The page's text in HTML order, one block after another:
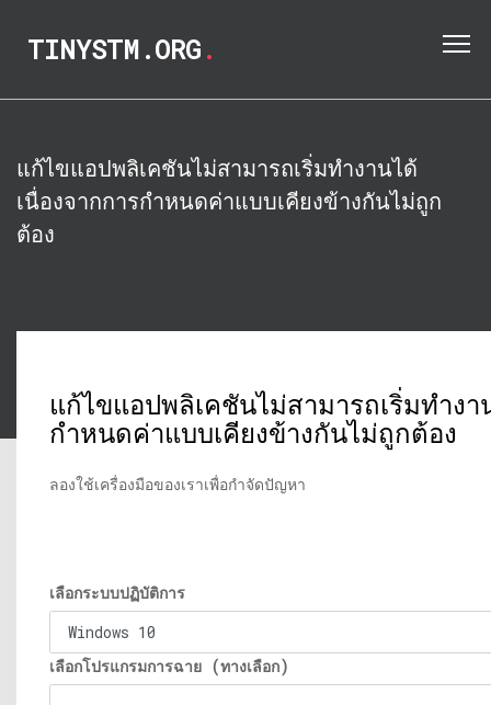
TINYSTM.ORG.
แก้ไขแอปพลิเคชันไม่สามารถเริ่มทำงานได้
เนื่องจากการกำหนดค่าแบบเคียงข้างกันไม่ถูก
ต้อง
แก้ไขแอปพลิเคชันไม่สามารถเริ่มทำงา
กำหนดค่าแบบเคียงข้างกันไม่ถูกต้อง
ลองใช้เครื่องมือของเราเพื่อกำจัดปัญหา
เลือกระบบปฏิบัติการ
เลือกโปรแกรมการฉาย (ทางเลือก)